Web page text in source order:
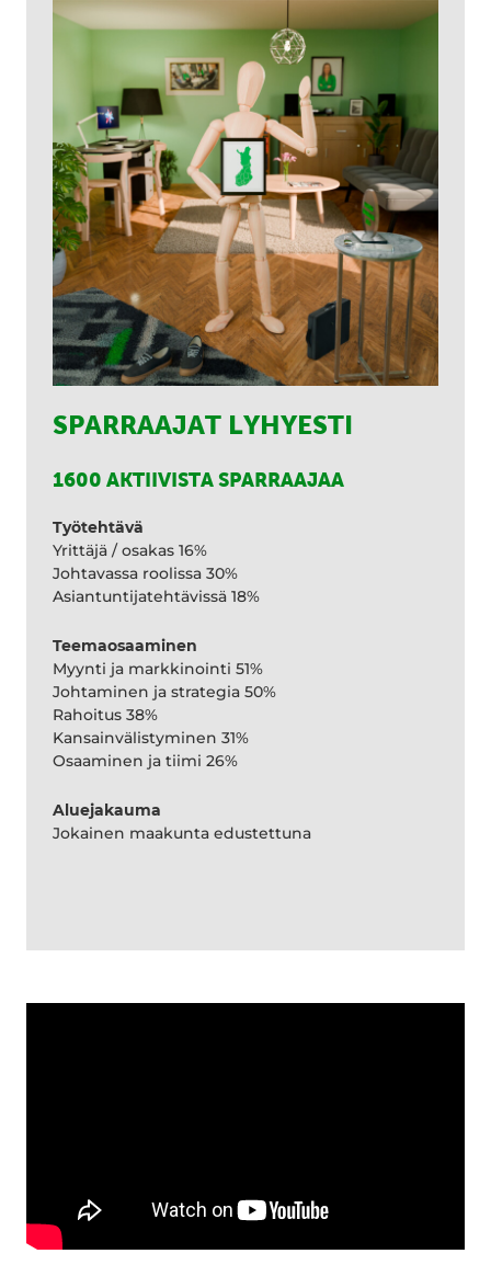
SPARRAAJAT LYHYESTI
1600 AKTIIVISTA SPARRAAJAA
Työtehtävä
Yrittäjä / osakas 16%
Johtavassa roolissa 30%
Asiantuntijatehtävissä 18%
Teemaosaaminen
Myynti ja markkinointi 51%
Johtaminen ja strategia 50%
Rahoitus 38%
Kansainvälistyminen 31%
Osaaminen ja tiimi 26%
Aluejakauma
Jokainen maakunta edustettuna